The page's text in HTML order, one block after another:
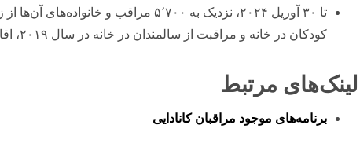
تا ۳۰ آوریل ۲۰۲۴، نزدیک به ۵٬۷۰۰ مراقب و
کودکان در خانه و مراقبت از سالمندان در خانه در سال ۲۰۱۹، اقامت دائمی کسب کرده‌اند.
لینک‌های مرتبط
برنامه‌های موجود مراقبان کانادایی